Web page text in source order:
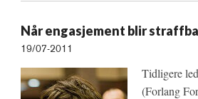
Når engasjement blir
19/07-2011
Tidligere
(Forlang